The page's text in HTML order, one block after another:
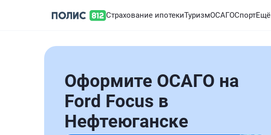
Страхование ипотекиТуризмОСАГОСпортЕщё
Оформите ОСАГО на
Ford Focus в
Нефтеюганске